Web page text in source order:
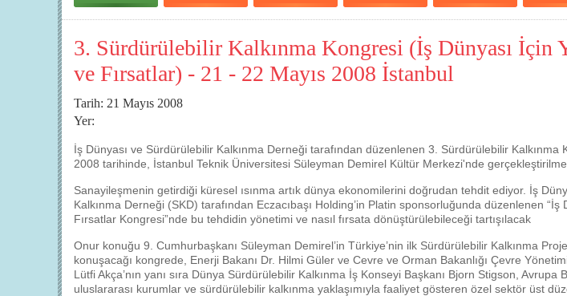
3. Sürdürülebilir Kalkınma Kongresi (İş Dünyası İçin
ve Fırsatlar) - 21 - 22 Mayıs 2008 İstanbul
Tarih: 21 Mayıs 2008
Yer:
İş Dünyası ve Sürdürülebilir Kalkınma Derneği tarafından düzenlenen 3. Sürdürülebilir Kalkınma
2008 tarihinde, İstanbul Teknik Üniversitesi Süleyman Demirel Kültür Merkezi'nde
Sanayileşmenin getirdiği küresel ısınma artık dünya ekonomilerini doğrudan tehdit ediyor. İş
Kalkınma Derneği (SKD) tarafından Eczacıbaşı Holding’in Platin sponsorluğunda düzenlenen “İş
Fırsatlar Kongresi”nde bu tehdidin yönetimi ve nasıl fırsata dönüştürülebileceği tartışılacak
Onur konuğu 9. Cumhurbaşkanı Süleyman Demirel’in Türkiye’nin ilk Sürdürülebilir Kalkınma
konuşacağı kongrede, Enerji Bakanı Dr. Hilmi Güler ve Cevre ve Orman Bakanlığı Çevre
Lütfi Akça’nın yanı sıra Dünya Sürdürülebilir Kalkınma İş Konseyi Başkanı Bjorn Stigson, Avrupa
uluslararası kurumlar ve sürdürülebilir kalkınma yaklaşımıyla faaliyet gösteren özel sektör üst
Çevreci
yer